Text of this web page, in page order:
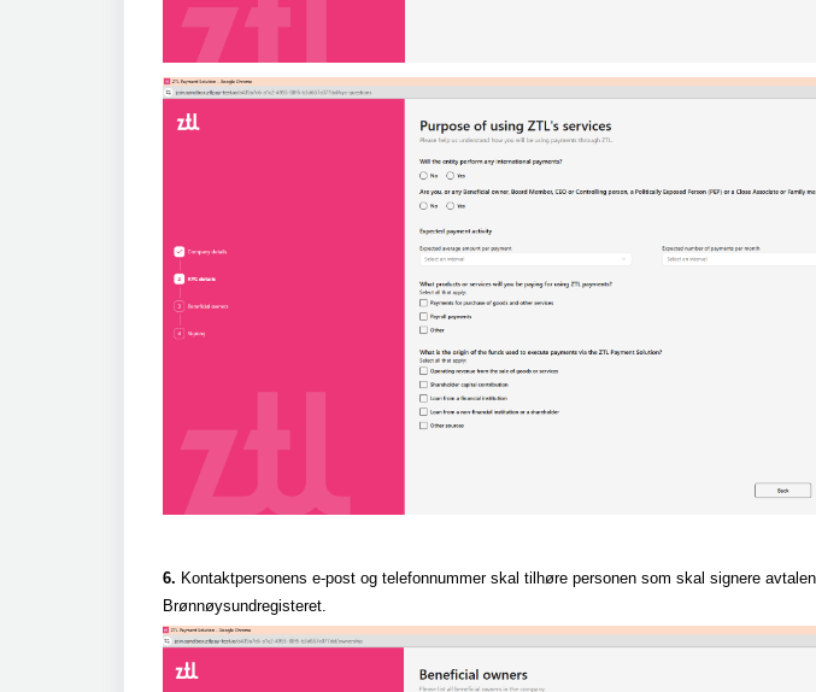
6. Kontaktpersonens e-post og telefonnummer skal tilhøre personen som skal signere
Brønnøysundregisteret.